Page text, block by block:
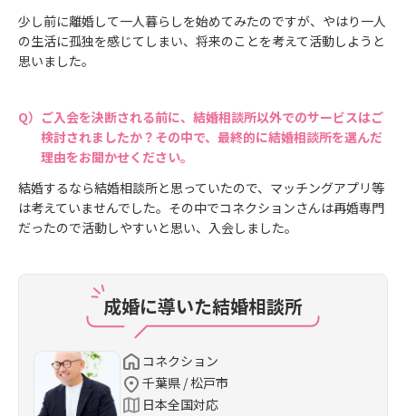
少し前に離婚して一人暮らしを始めてみたのですが、やはり一人
の生活に孤独を感じてしまい、将来のことを考えて活動しようと
思いました。
ご入会を決断される前に、結婚相談所以外でのサービスはご
検討されましたか？その中で、最終的に結婚相談所を選んだ
理由をお聞かせください。
結婚するなら結婚相談所と思っていたので、マッチングアプリ等
は考えていませんでした。その中でコネクションさんは再婚専門
だったので活動しやすいと思い、入会しました。
成婚に導いた結婚相談所
コネクション
千葉県 / 松戸市
日本全国対応